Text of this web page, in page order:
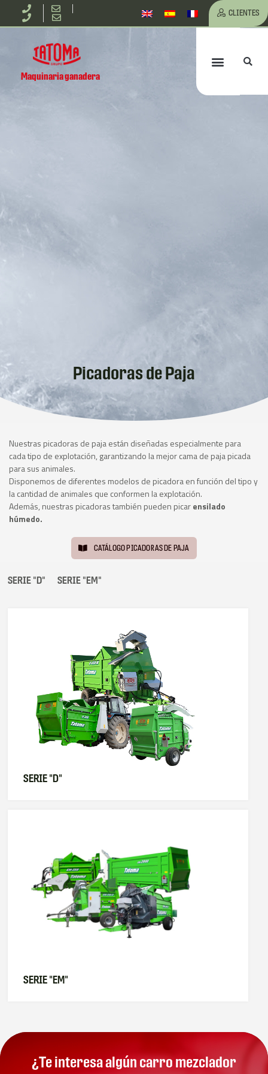
contenido
CLIENTES
Maquinaria ganadera
Menú
Picadoras de Paja
Nuestras picadoras de paja están diseñadas especialmente para
cada tipo de explotación, garantizando la mejor cama de paja picada
para sus animales.
Disponemos de diferentes modelos de picadora en función del tipo y
la cantidad de animales que conformen la explotación.
Además, nuestras picadoras también pueden picarensilado
húmedo.
CATÁLOGO PICADORAS DE PAJA
SERIE "D" SERIE "EM"
SERIE "D"
SERIE "EM"
¿Te interesa algún carro mezclador